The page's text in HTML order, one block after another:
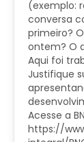
(exemplo:
conversa
primeiro?
ontem? O
Aqui foi
Justifique
Acesse a
https://